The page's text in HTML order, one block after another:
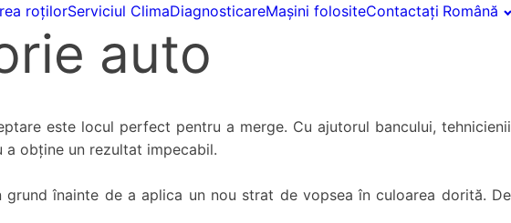
roțilorServiciul ClimaDiagnosticareMașini folositeContactați Română
auto
este locul perfect pentru a merge. Cu ajutorul bancului, tehnicienii
obține un rezultat impecabil.
înainte de a aplica un nou strat de vopsea în culoarea dorită. De